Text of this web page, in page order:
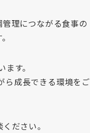
理につながる食事の
す。
ら成長できる環境をご
ださい。